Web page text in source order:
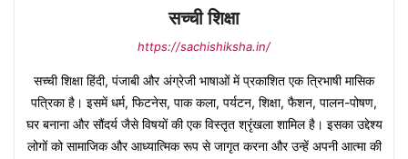
सच्ची शिक्षा
https://sachishiksha.in/
सच्ची शिक्षा हिंदी, पंजाबी और अंग्रेजी भाषाओं में प्रकाशित एक त्रिभाषी मासिक
पत्रिका है। इसमें धर्म, फिटनेस, पाक कला, पर्यटन, शिक्षा, फैशन, पालन-पोषण,
घर बनाना और सौंदर्य जैसे विषयों की एक विस्तृत श्रृंखला शामिल है। इसका उद्देश्य
लोगों को सामाजिक और आध्यात्मिक रूप से जागृत करना और उन्हें अपनी आत्मा की